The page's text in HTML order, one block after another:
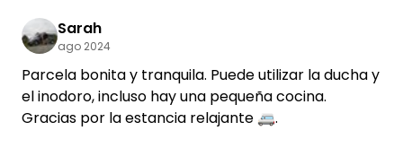
ducha están recién renovados. Tuvimos una
estancia agradable y relajante. Muchas gracias.
Sarah
ago 2024
Parcela bonita y tranquila. Puede utilizar la ducha y
el inodoro, incluso hay una pequeña cocina.
Gracias por la estancia relajante 🚐.